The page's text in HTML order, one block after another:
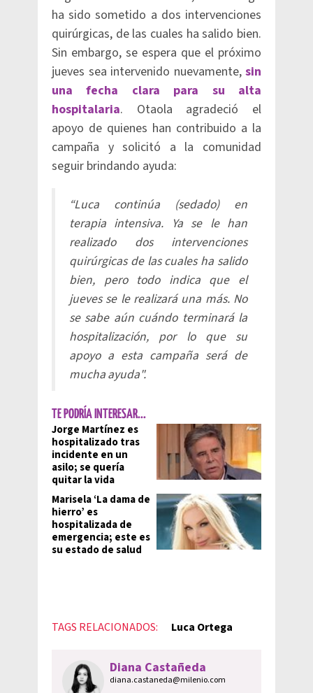
ha sido sometido a dos intervenciones
quirúrgicas, de las cuales ha salido bien.
Sin embargo, se espera que el próximo
jueves sea intervenido nuevamente, sin
una fecha clara para su alta
hospitalaria. Otaola agradeció el
apoyo de quienes han contribuido a la
campaña y solicitó a la comunidad
seguir brindando ayuda:
“Luca continúa (sedado) en
terapia intensiva. Ya se le han
realizado dos intervenciones
quirúrgicas de las cuales ha salido
bien, pero todo indica que el
jueves se le realizará una más. No
se sabe aún cuándo terminará la
hospitalización, por lo que su
apoyo a esta campaña será de
mucha ayuda".
TE PODRÍA INTERESAR...
Jorge Martínez es
hospitalizado tras
incidente en un
asilo; se quería
quitar la vida
Marisela ‘La dama de
hierro’ es
hospitalizada de
emergencia; este es
su estado de salud
TAGS RELACIONADOS: Luca Ortega
Diana Castañeda
diana.castaneda@milenio.com